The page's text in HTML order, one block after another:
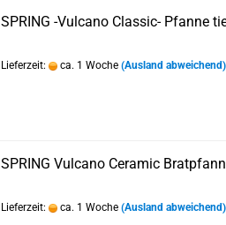
SPRING -Vulcano Classic- Pfanne
Lieferzeit: ca. 1 Woche (Ausland abweichend)
SPRING Vulcano Ceramic
Lieferzeit: ca. 1 Woche (Ausland abweichend)